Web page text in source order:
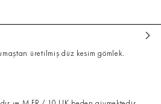
üretilmiş düz kesim gömlek.